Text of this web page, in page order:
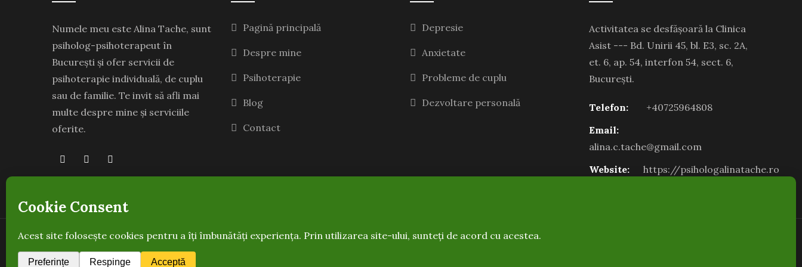
Numele meu este Alina Tache, sunt
psiholog-psihoterapeut în
București și ofer servicii de
psihoterapie individuală, de cuplu
sau de familie. Te invit să afli mai
multe despre mine și serviciile
oferite.
Pagină principală
Despre mine
Psihoterapie
Blog
Contact
Depresie
Anxietate
Probleme de cuplu
Dezvoltare personală
Activitatea se desfășoară la Clinica
Asist --- Bd. Unirii 45, bl. E3, sc. 2A,
et. 6, ap. 54, interfon 54, sect. 6,
București.
Telefon:
+40725964808
Email:
alina.c.tache@gmail.com
Website:
https://psihologalinatache.ro
© Copyright 2020-2026 Alina Tache
GDPR
Termeni și condiții||Cookies